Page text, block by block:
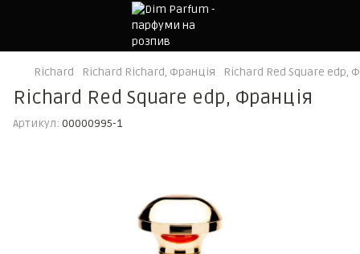
Richard Richard Richard, Франція Richard Red Square edp,
Richard Red Square edp, Франція
Артикул: 00000995-1